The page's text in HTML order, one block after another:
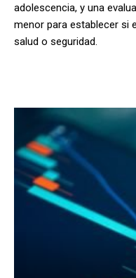
adolescencia, y una
menor para establecer si
salud o seguridad.